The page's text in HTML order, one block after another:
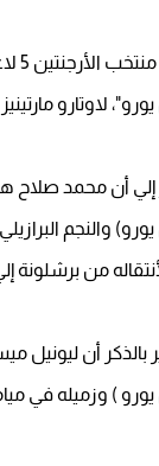
"85 مليون يورو"، نيكو باز "80 مليون يورو" وأليكسيس ماك أليستر "70 مليون
من برشلونة
) وزميله في ميامي لويس